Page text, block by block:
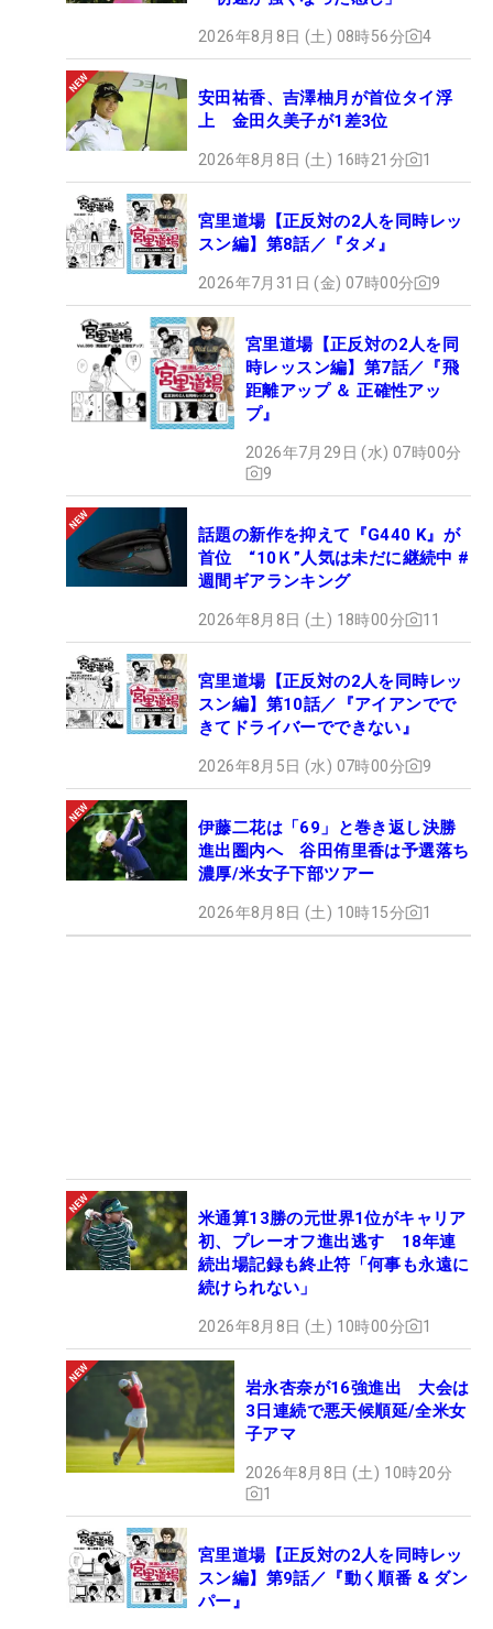
2026年8月8日 (土) 08時56分 4
安田祐香、吉澤柚月が首位タイ浮
上 金田久美子が1差3位
2026年8月8日 (土) 16時21分 1
宮里道場【正反対の2人を同時レッ
スン編】第8話／『タメ』
2026年7月31日 (金) 07時00分 9
宮里道場【正反対の2人を同
時レッスン編】第7話／『飛
距離アップ ＆ 正確性アッ
プ』
2026年7月29日 (水) 07時00分
9
話題の新作を抑えて『G440 K』が
首位 “10Ｋ”人気は未だに継続中 #
週間ギアランキング
2026年8月8日 (土) 18時00分 11
宮里道場【正反対の2人を同時レッ
スン編】第10話／『アイアンでで
きてドライバーでできない』
2026年8月5日 (水) 07時00分 9
伊藤二花は「69」と巻き返し決勝
進出圏内へ 谷田侑里香は予選落ち
濃厚/米女子下部ツアー
2026年8月8日 (土) 10時15分 1
米通算13勝の元世界1位がキャリア
初、プレーオフ進出逃す 18年連
続出場記録も終止符「何事も永遠に
続けられない」
2026年8月8日 (土) 10時00分 1
岩永杏奈が16強進出 大会は
3日連続で悪天候順延/全米女
子アマ
2026年8月8日 (土) 10時20分
1
宮里道場【正反対の2人を同時レッ
スン編】第9話／『動く順番 & ダン
パー』